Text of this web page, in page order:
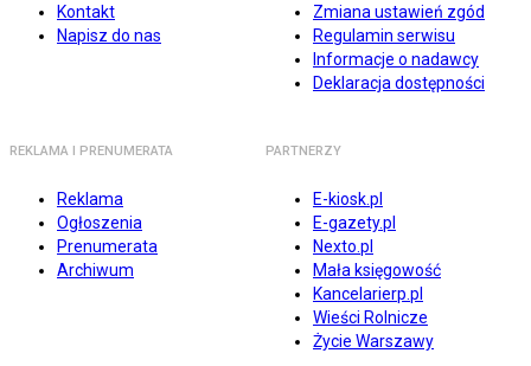
Kontakt
Napisz do nas
Zmiana ustawień zgód
Regulamin serwisu
Informacje o nadawcy
Deklaracja dostępności
REKLAMA I PRENUMERATA
Reklama
Ogłoszenia
Prenumerata
Archiwum
PARTNERZY
E-kiosk.pl
E-gazety.pl
Nexto.pl
Mała księgowość
Kancelarierp.pl
Wieści Rolnicze
Życie Warszawy